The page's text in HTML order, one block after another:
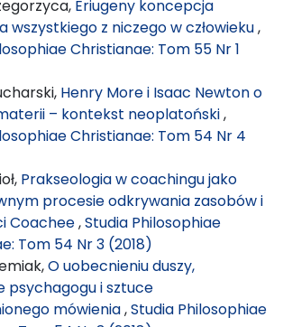
Eriugeny koncepcja
wszystkiego z niczego w człowieku,
Christianae: Tom 55 Nr 1
Henry More i Isaac Newton o
– kontekst neoplatoński,
Christianae: Tom 54 Nr 4
Prakseologia w coachingu jako
procesie odkrywania zasobów i
Coachee,Studia Philosophiae
Tom 54 Nr 3 (2018)
O uobecnieniu duszy,
psychagogu i sztuce
mówienia,Studia Philosophiae